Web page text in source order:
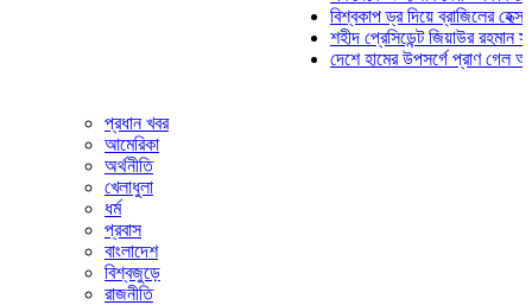
বিশ্বকাপ ড্র দিয়ে ব্রাজিলের হেক্সা
শহীদ প্রেসিডেন্ট জিয়াউর রহমান
দেশে হামের উপসর্গে প্রাণ গেল আরও ৮
প্রধান খবর
আমেরিকা
অর্থনীতি
খেলাধুলা
ধর্ম
প্রবাস
বাংলাদেশ
বিশ্বজুড়ে
রাজনীতি